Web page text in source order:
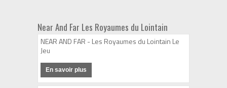
Near And Far Les Royaumes du Lointain
NEAR AND FAR - Les Royaumes du Lointain Le
Jeu
En savoir plus